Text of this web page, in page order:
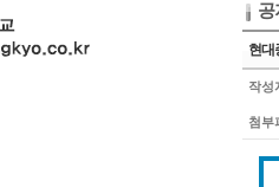
공
현대
작성
첨부